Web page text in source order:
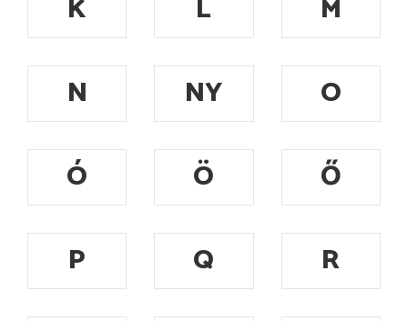
K L
M
N
NY
O
Ó
Ö
Ő
P
Q
R